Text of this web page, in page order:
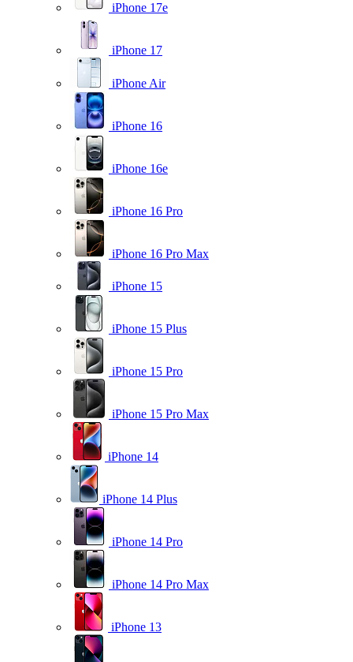
iPhone 17e
iPhone 17
iPhone Air
iPhone 16
iPhone 16e
iPhone 16 Pro
iPhone 16 Pro Max
iPhone 15
iPhone 15 Plus
iPhone 15 Pro
iPhone 15 Pro Max
iPhone 14
iPhone 14 Plus
iPhone 14 Pro
iPhone 14 Pro Max
iPhone 13